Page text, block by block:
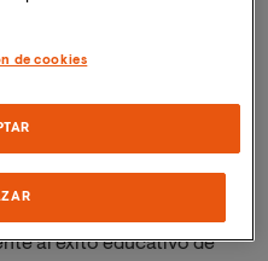
favorecerá la
el que se desarrollen las
forma adecuada y
al éxito educativo de
de cookies